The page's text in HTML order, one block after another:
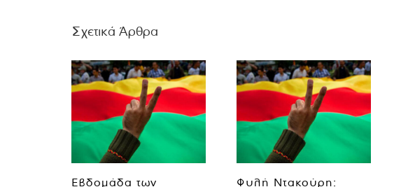
Σχετικά Άρθρα
Εβδομάδα των
Φυλή Ντακούρη: